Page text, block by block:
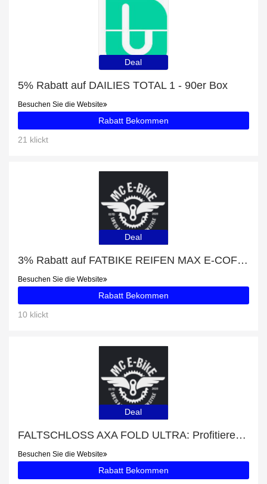
Deal
5% Rabatt auf DAILIES TOTAL 1 - 90er Box
Besuchen Sie die Website
Rabatt Bekommen
21 klickt
Deal
3% Rabatt auf FATBIKE REIFEN MAX E-COFFEECRUISER
Besuchen Sie die Website
Rabatt Bekommen
10 klickt
Deal
FALTSCHLOSS AXA FOLD ULTRA: Profitieren Sie von 52% Rabatt auf Ihren Einkauf
Besuchen Sie die Website
Rabatt Bekommen